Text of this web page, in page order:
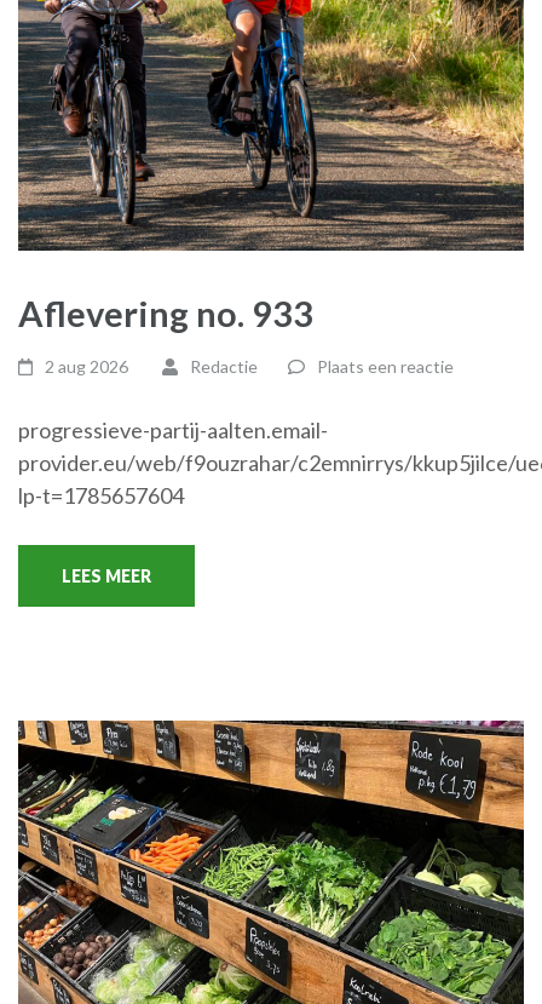
Aflevering no. 933
2 aug 2026 Redactie Plaats een reactie
progressieve-partij-aalten.email-
provider.eu/web/f9ouzrahar/c2emnirrys/kkup5jilce/
lp-t=1785657604
LEES MEER